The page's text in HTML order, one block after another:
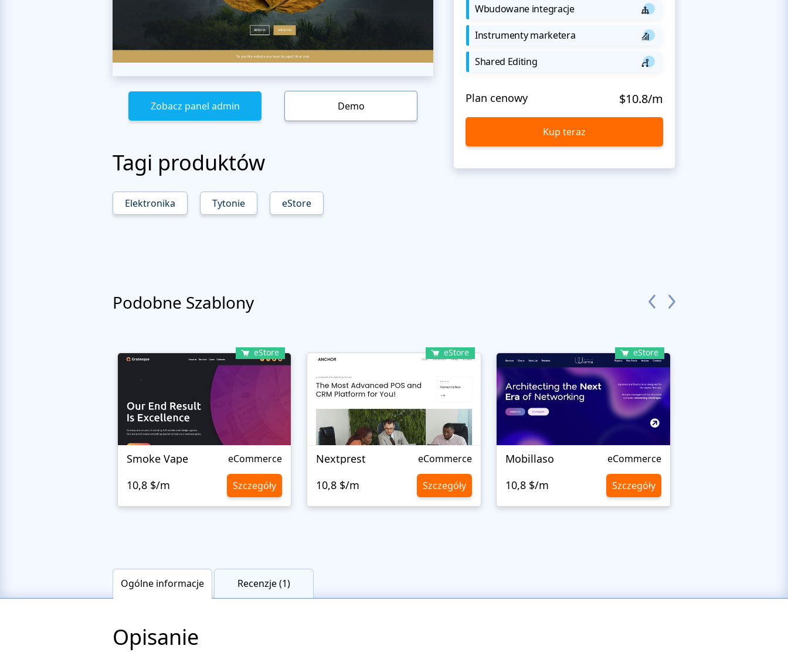
Zobacz panel admin Demo
Tagi produktów
Elektronika Tytonie eStore
Wbudowane integracje
Instrumenty marketera
Shared Editing
Plan cenowy $10.8/m
Kup teraz
Podobne Szablony
eStore
Smoke Vape eCommerce
10,8 $/m Szczegóły
eStore
Nextprest eCommerce
10,8 $/m Szczegóły
eStore
Mobillaso eCommerce
10,8 $/m Szczegóły
Ogólne informacje Recenzje (1)
Opisanie